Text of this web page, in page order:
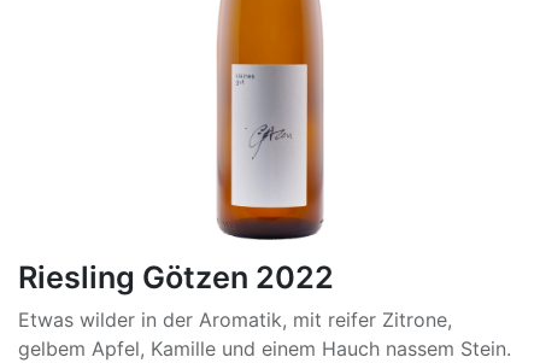
Riesling Götzen 2022
Etwas wilder in der Aromatik, mit reifer Zitrone,
gelbem Apfel, Kamille und einem Hauch nassem Stein.